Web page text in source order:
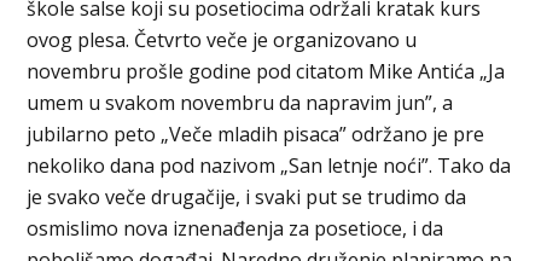
škole salse koji su posetiocima održali kratak kurs
ovog plesa. Četvrto veče je organizovano u
novembru prošle godine pod citatom Mike Antića „Ja
umem u svakom novembru da napravim jun”, a
jubilarno peto „Veče mladih pisaca” održano je pre
nekoliko dana pod nazivom „San letnje noći”. Tako da
je svako veče drugačije, i svaki put se trudimo da
osmislimo nova iznenađenja za posetioce, i da